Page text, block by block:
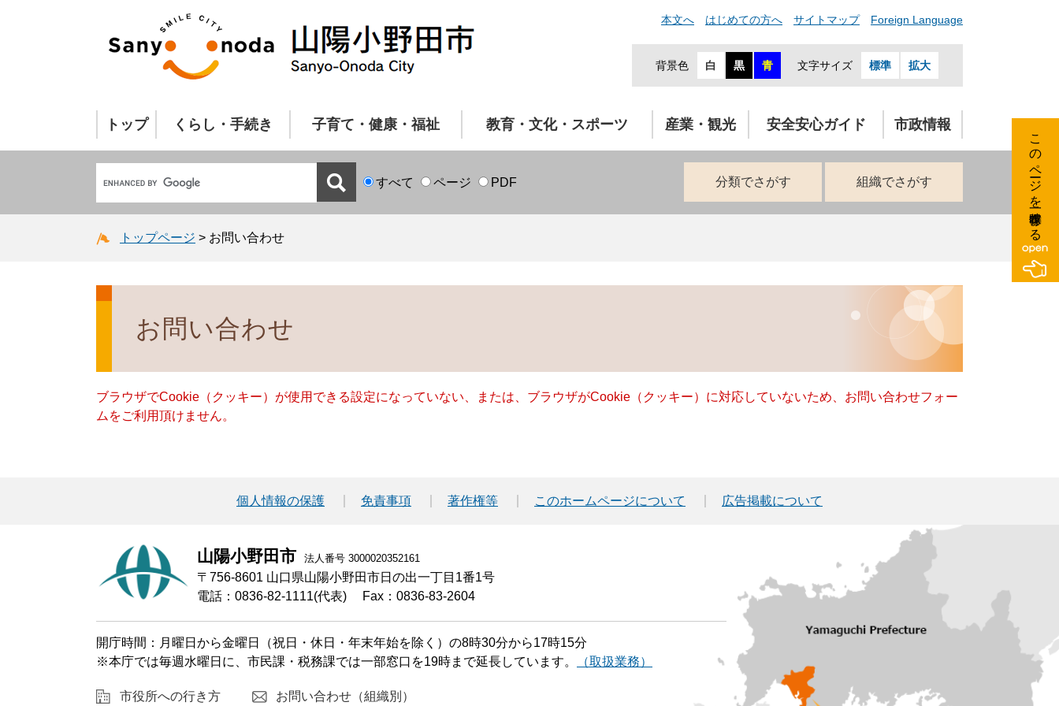
本文へ はじめての方へ サイトマップ Foreign Language
背景色 白 黒 青 文字サイズ 標準 拡大
トップ くらし・手続き 子育て・健康・福祉 教育・文化・スポーツ 産業・観光 安全安心ガイド 市政情報
すべて ページ PDF 分類でさがす 組織でさがす
トップページ > お問い合わせ
お問い合わせ
ブラウザでCookie（クッキー）が使用できる設定になっていない、または、ブラウザがCookie（クッキー）に対応していないため、お問い合わせフォー
ムをご利用頂けません。
個人情報の保護 免責事項 著作権等 このホームページについて 広告掲載について
山陽小野田市 法人番号 3000020352161
〒756-8601 山口県山陽小野田市日の出一丁目1番1号
電話：0836-82-1111(代表)
Fax：0836-83-2604
開庁時間：月曜日から金曜日（祝日・休日・年末年始を除く）の8時30分から17時15分
※本庁では毎週水曜日に、市民課・税務課では一部窓口を19時まで延長しています。
（取扱業務）
市役所への行き方 お問い合わせ（組織別）
このページを一時保存する